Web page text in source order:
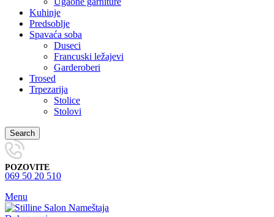
Kuhinje
Predsoblje
Spavaća soba
Duseci
Francuski ležajevi
Garderoberi
Trosed
Trpezarija
Stolice
Stolovi
Search
POZOVITE
069 50 20 510
Menu